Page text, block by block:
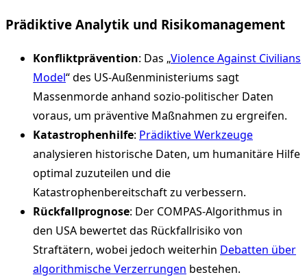
Prädiktive Analytik und Risikomanagement
Konfliktprävention: Das „Violence Against Civilians
Model“ des US-Außenministeriums sagt
Massenmorde anhand sozio-politischer Daten
voraus, um präventive Maßnahmen zu ergreifen.
Katastrophenhilfe: Prädiktive Werkzeuge
analysieren historische Daten, um humanitäre Hilfe
optimal zuzuteilen und die
Katastrophenbereitschaft zu verbessern.
Rückfallprognose: Der COMPAS-Algorithmus in
den USA bewertet das Rückfallrisiko von
Straftätern, wobei jedoch weiterhin Debatten über
algorithmische Verzerrungen bestehen.